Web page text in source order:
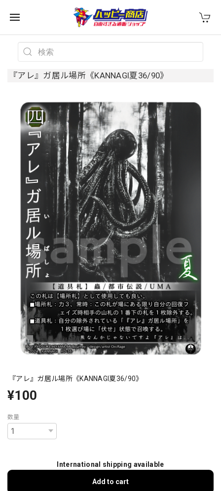
『アレ』ガ居ル場所《KANNAGI夏36/90》
『アレ』ガ居ル場所《KANNAGI夏36/90》
¥100
数量
International shipping available
Add to cart